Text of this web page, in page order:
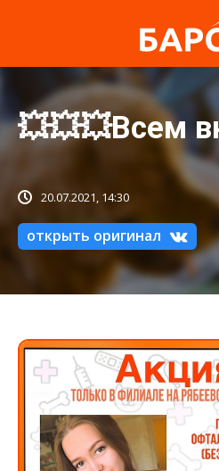
💥💥💥Всем
20.07.2021, 14:30
открыть оригинал